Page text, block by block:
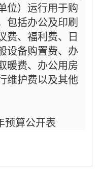
位）运行用于购
包括办公及印刷
费、福利费、日
设备购置费、办
暖费、办公用房
维护费以及其他
预算公开表